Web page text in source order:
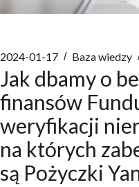
2024-01-17 Baza wiedzy
Jak dbamy o
finansów
weryfikacji
na których
są Pożyczki